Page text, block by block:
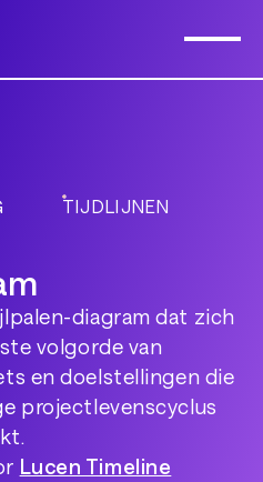
TIJDLIJNEN
diagram dat zich
volgorde van
en doelstellingen die
projectlevenscyclus
Lucen Timeline